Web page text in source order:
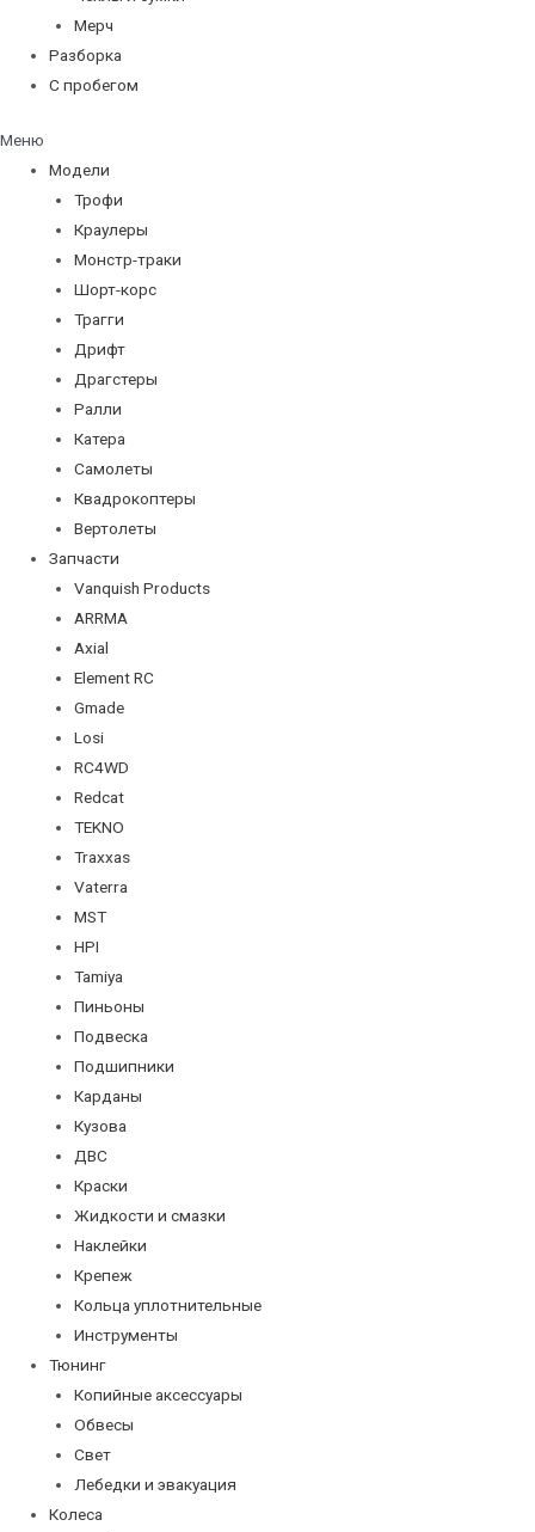
Мерч
Разборка
С пробегом
Меню
Модели
Трофи
Краулеры
Монстр-траки
Шорт-корс
Трагги
Дрифт
Драгстеры
Ралли
Катера
Самолеты
Квадрокоптеры
Вертолеты
Запчасти
Vanquish Products
ARRMA
Axial
Element RC
Gmade
Losi
RC4WD
Redcat
TEKNO
Traxxas
Vaterra
MST
HPI
Tamiya
Пиньоны
Подвеска
Подшипники
Карданы
Кузова
ДВС
Краски
Жидкости и смазки
Наклейки
Крепеж
Кольца уплотнительные
Инструменты
Тюнинг
Копийные аксессуары
Обвесы
Свет
Лебедки и эвакуация
Колеса